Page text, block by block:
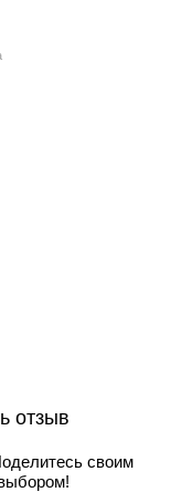
отзыв
своим